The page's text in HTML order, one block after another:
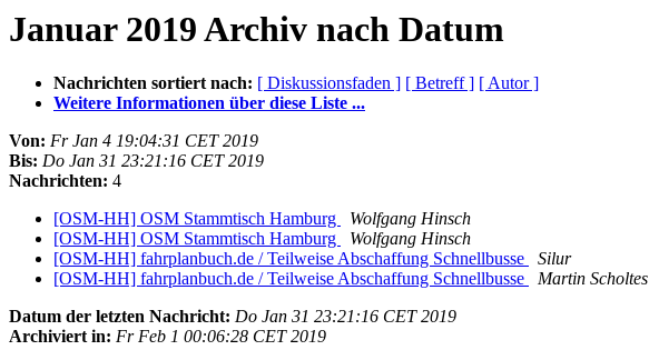
Januar 2019 Archiv nach Datum
Nachrichten sortiert nach: [ Diskussionsfaden ] [ Betreff ] [ Autor ]
Weitere Informationen über diese Liste ...
Von: Fr Jan 4 19:04:31 CET 2019
Bis: Do Jan 31 23:21:16 CET 2019
Nachrichten: 4
[OSM-HH] OSM Stammtisch Hamburg
Wolfgang Hinsch
[OSM-HH] OSM Stammtisch Hamburg
Wolfgang Hinsch
[OSM-HH] fahrplanbuch.de / Teilweise Abschaffung Schnellbusse
Silur
[OSM-HH] fahrplanbuch.de / Teilweise Abschaffung Schnellbusse
Martin Scholtes
Datum der letzten Nachricht: Do Jan 31 23:21:16 CET 2019
Archiviert in: Fr Feb 1 00:06:28 CET 2019